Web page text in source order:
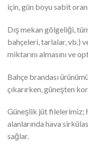
için, gün boyu sabit
Dış mekan gölgeliği,
bahçeleri, tarlalar, vb.)
miktarını almasını ve
Bahçe brandası
çıkarırken, güneşten
Güneşlik jüt filelerimiz;
alanlarında hava
sağlar.